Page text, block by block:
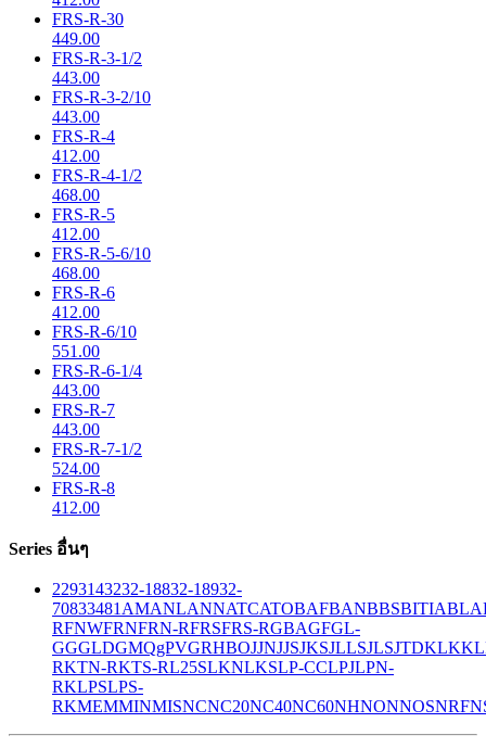
FRS-R-30
449.00
FRS-R-3-1/2
443.00
FRS-R-3-2/10
443.00
FRS-R-4
412.00
FRS-R-4-1/2
468.00
FRS-R-5
412.00
FRS-R-5-6/10
468.00
FRS-R-6
412.00
FRS-R-6/10
551.00
FRS-R-6-1/4
443.00
FRS-R-7
443.00
FRS-R-7-1/2
524.00
FRS-R-8
412.00
Series อื่นๆ
2293143232-18832-18932-
70833481 AMANLANNATCATOBAFBANBBSBITIABLA
RFNWFRNFRN-RFRSFRS-RGBAGFGL-
GGGLDGMQgPVGRHBOJJNJJSJKSJLLSJLSJTDKLK
RKTN-RKTS-RL25SLKNLKSLP-CCLPJLPN-
RKLPSLPS-
RKMEMMINMISNCNC20NC40NC60NHNONNOSNRF